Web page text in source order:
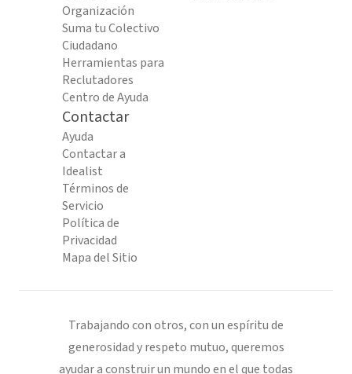
Organización
Suma tu Colectivo
Ciudadano
Herramientas para
Reclutadores
Centro de Ayuda
Contactar
Ayuda
Contactar a
Idealist
Términos de
Servicio
Política de
Privacidad
Mapa del Sitio
Trabajando con otros, con un espíritu de
generosidad y respeto mutuo, queremos
ayudar a construir un mundo en el que todas